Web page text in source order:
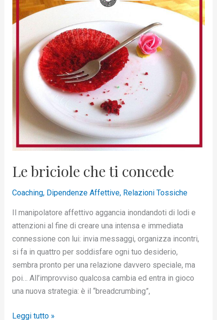
Le briciole che ti concede
Coaching, Dipendenze Affettive, Relazioni Tossiche
Il manipolatore affettivo aggancia inondandoti di lodi e
attenzioni al fine di creare una intensa e immediata
connessione con lui: invia messaggi, organizza incontri,
si fa in quattro per soddisfare ogni tuo desiderio,
sembra pronto per una relazione davvero speciale, ma
poi… All’improvviso qualcosa cambia ed entra in gioco
una nuova strategia: è il “breadcrumbing”,
briciole
che
concede
Leggi tutto »